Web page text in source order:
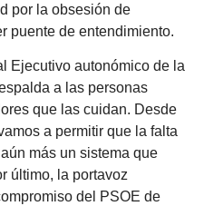
por la obsesión de
puente de entendimiento.
Ejecutivo autonómico de la
a las personas
que las cuidan. Desde
a permitir que la falta
más un sistema que
último, la portavoz
del PSOE de